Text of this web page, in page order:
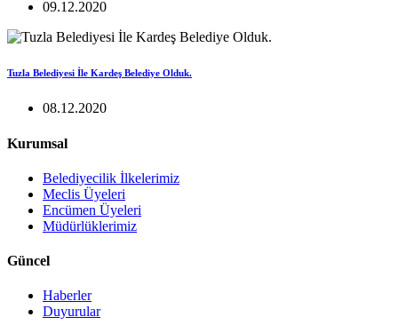
09.12.2020
Tuzla Belediyesi İle Kardeş Belediye Olduk.
08.12.2020
Kurumsal
Belediyecilik İlkelerimiz
Meclis Üyeleri
Encümen Üyeleri
Müdürlüklerimiz
Güncel
Haberler
Duyurular